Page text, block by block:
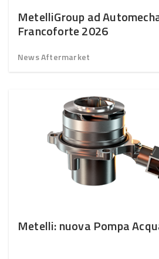
MetelliGroup ad
Francoforte 2026
News Aftermarket
Metelli: nuova Pompa